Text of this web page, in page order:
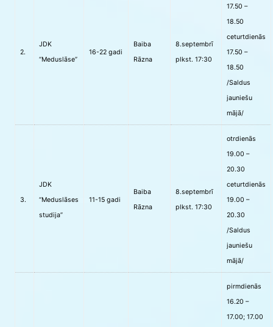
2.
JDK
“Meduslāse”
16-22 gadi
Baiba
Rāzna
8.septembrī
plkst. 17:30
17.50 –
18.50
ceturtdienās
17.50 –
18.50
/Saldus
jauniešu
mājā/
3.
JDK
“Meduslāses
studija”
11-15 gadi
Baiba
Rāzna
8.septembrī
plkst. 17:30
otrdienās
19.00 –
20.30
ceturtdienās
19.00 –
20.30
/Saldus
jauniešu
mājā/
pirmdienās
16.20 –
17.00; 17.00